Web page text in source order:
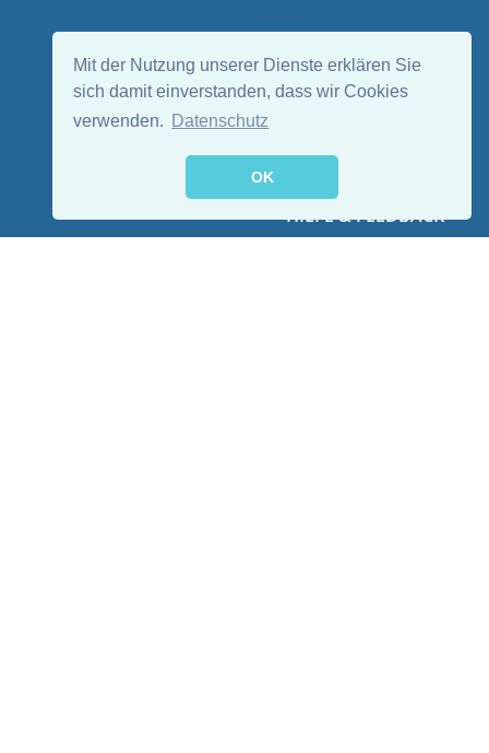
Mit der Nutzung unserer Dienste erklären Sie
sich damit einverstanden, dass wir Cookies
verwenden.
Datenschutz
OK
HILFE & FEEDBACK
EN